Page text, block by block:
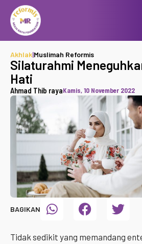
Akhlak|Muslimah Reformis
Silaturahmi
Hati
Ahmad Thib rayaKamis, 10 November 2022
BAGIKAN
Tidak sedikit yang memandang